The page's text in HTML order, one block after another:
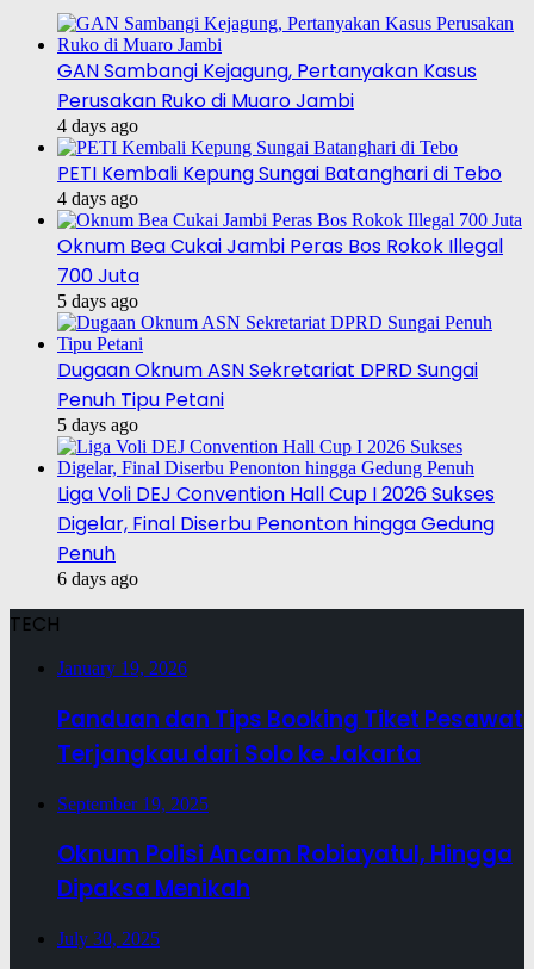
GAN Sambangi Kejagung, Pertanyakan Kasus
Perusakan Ruko di Muaro Jambi
4 days ago
PETI Kembali Kepung Sungai Batanghari di Tebo
4 days ago
Oknum Bea Cukai Jambi Peras Bos Rokok Illegal
700 Juta
5 days ago
Dugaan Oknum ASN Sekretariat DPRD Sungai
Penuh Tipu Petani
5 days ago
Liga Voli DEJ Convention Hall Cup I 2026 Sukses
Digelar, Final Diserbu Penonton hingga Gedung
Penuh
6 days ago
TECH
January 19, 2026
Panduan dan Tips Booking Tiket Pesawat
Terjangkau dari Solo ke Jakarta
September 19, 2025
Oknum Polisi Ancam Robiayatul, Hingga
Dipaksa Menikah
July 30, 2025